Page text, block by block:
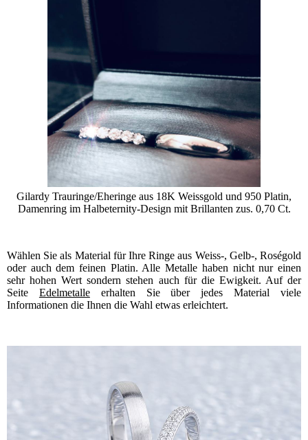
Gilardy Trauringe/Eheringe aus 18K Weissgold und 950 Platin,
Damenring im Halbeternity-Design mit Brillanten zus. 0,70 Ct.
Wählen Sie als Material für Ihre Ringe aus Weiss-, Gelb-, Roségold
oder auch dem feinen Platin. Alle Metalle haben nicht nur einen
sehr hohen Wert sondern stehen auch für die Ewigkeit. Auf der
Seite Edelmetalleerhalten Sie über jedes Material viele
Informationen die Ihnen die Wahl etwas erleichtert.